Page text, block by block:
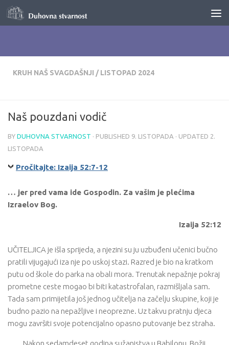
Skip to content
KRUH NAŠ SVAGDAŠNJI / LISTOPAD 2024
Naš pouzdani vodič
BY DUHOVNA STVARNOST · PUBLISHED 9. LISTOPADA · UPDATED 2.
LISTOPADA
Pročitajte: Izaija 52:7-12
… jer pred vama ide Gospodin. Za vašim je plećima
Izraelov Bog.
Izaija 52:12
UČITELJICA je išla sprijeda, a njezini su ju uzbuđeni učenici bučno
pratili vijugajući iza nje po uskoj stazi. Razred je bio na kratkom
putu od škole do parka na obali mora. Trenutak nepažnje pokraj
prometne ceste mogao bi biti katastrofalan, razmišljala sam.
Tada sam primijetila još jednog učitelja na začelju skupine, koji je
budno pazio na nepažljive i neoprezne. Uz takvu pratnju djeca
mogu završiti svoje potencijalno opasno putovanje bez straha.
Nakon sedamdeset godina sužanjstva u Babilonu, Božji